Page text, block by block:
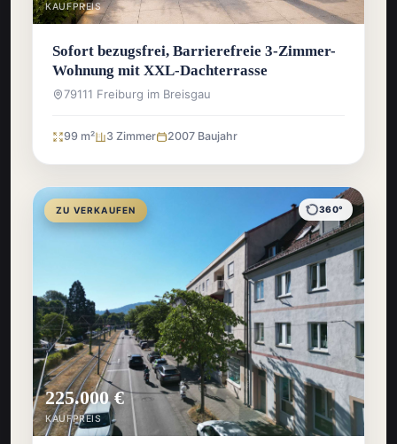
KAUFPREIS
Sofort bezugsfrei, Barrierefreie 3-Zimmer-
Wohnung mit XXL-Dachterrasse
79111 Freiburg im Breisgau
99 m² 3 Zimmer 2007 Baujahr
ZU VERKAUFEN 360°
225.000 €
KAUFPREIS